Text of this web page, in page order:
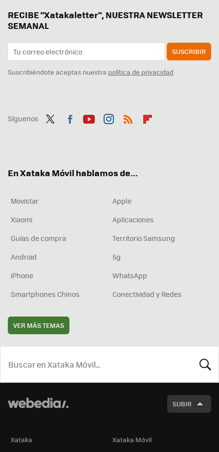
RECIBE "Xatakaletter", NUESTRA NEWSLETTER
SEMANAL
SUSCRIBIR
Suscribiéndote aceptas nuestra política de privacidad
Síguenos
En Xataka Móvil hablamos de...
Movistar
Apple
Xiaomi
Aplicaciones
Guías de compra
Territorio Samsung
Android
5g
iPhone
WhatsApp
Smartphones Chinos
Conectividad y Redes
VER MÁS TEMAS
SUBIR
Xataka
Xataka Móvil